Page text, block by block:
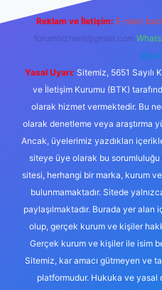
Reklam ve İletişim: E-mail:
forumhizmeti@gmail.com
Yasal Uyarı: Sitemiz, 5651 Sayılı
ve İletişim Kurumu (BTK)
olarak hizmet vermektedir. Bu
olarak denetleme veya araştırma
Ancak, üyelerimiz yazdıkları
siteye üye olarak bu sorumluluğu
sitesi, herhangi bir marka, kurum
bulunmamaktadır. Sitede
paylaşılmaktadır. Burada yer
olup, gerçek kurum ve kişiler
Gerçek kurum ve kişiler ile isim
Sitemiz, kar amacı gütmeyen ve
platformudur. Hukuka ve yasal